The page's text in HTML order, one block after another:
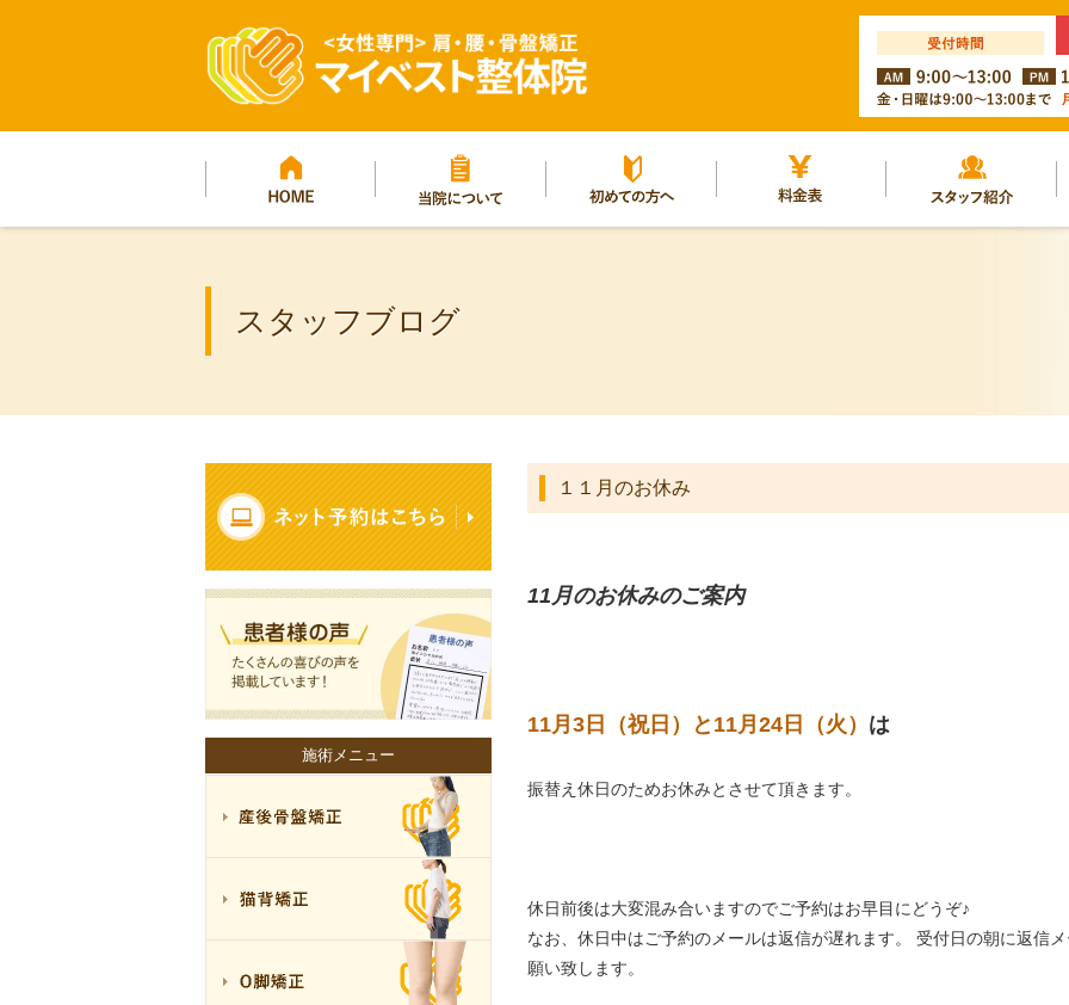
マイベスト整体院グルー
プ
スタッフブログ
１１月のお休み
11月のお休みのご案内
11月3日（祝日）と11月24日（火） は
振替え休日のためお休みとさせて頂きます。
休日前後は大変混み合いますのでご予約はお早目にどうぞ♪
なお、休日中はご予約のメールは返信が遅れます。 受付日の朝に返信
願い致します。
施術メニュー